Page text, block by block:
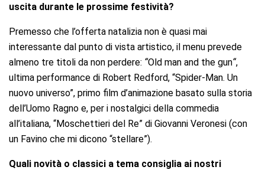
uscita durante le prossime festività?
Premesso che l’offerta natalizia non è quasi mai
interessante dal punto di vista artistico, il menu prevede
almeno tre titoli da non perdere: “Old man and the gun“,
ultima performance di Robert Redford, “Spider-Man. Un
nuovo universo”, primo film d’animazione basato sulla storia
dell’Uomo Ragno e, per i nostalgici della commedia
all’italiana, “Moschettieri del Re” di Giovanni Veronesi (con
un Favino che mi dicono “stellare”).
Quali novità o classici a tema consiglia ai nostri